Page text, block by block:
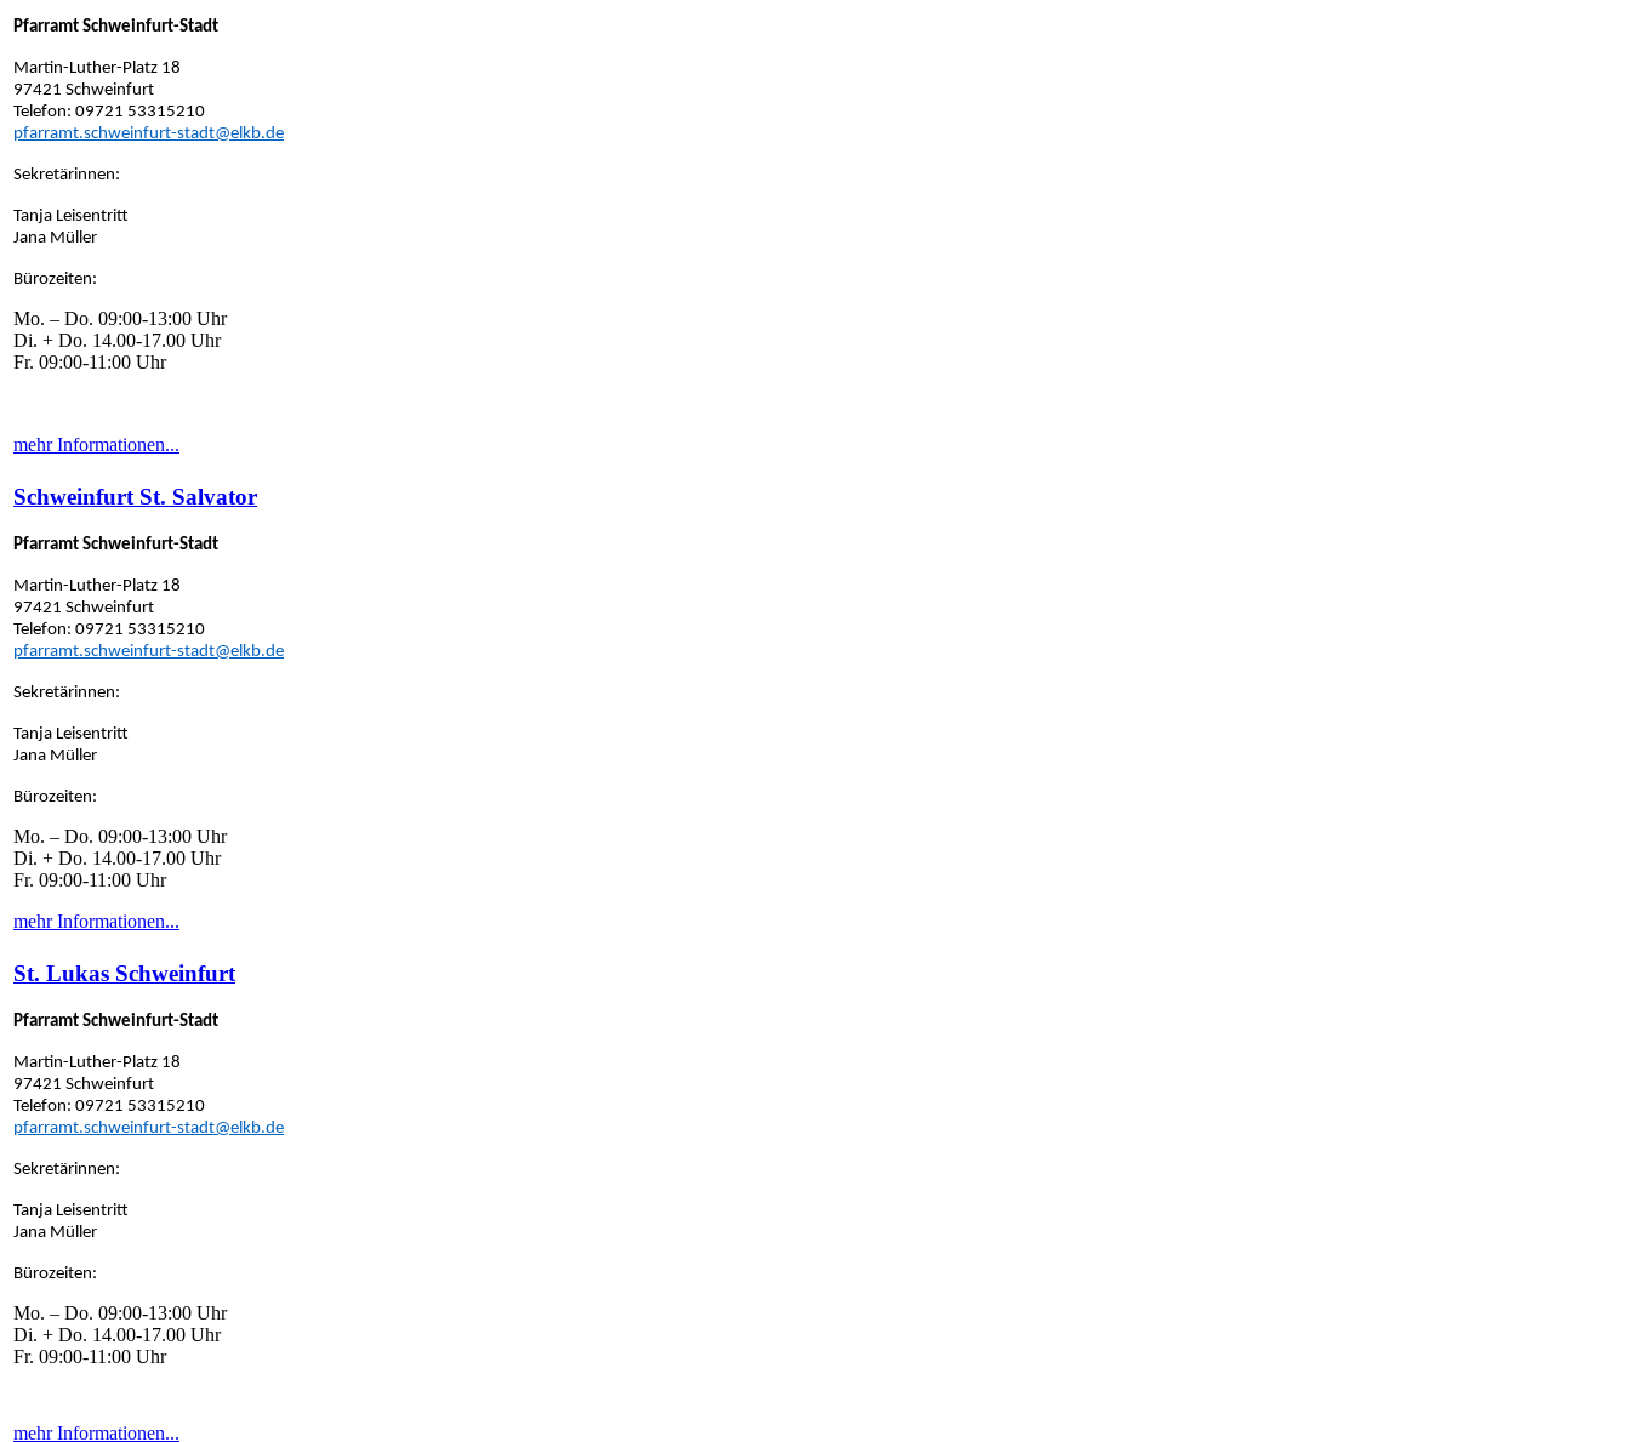
Pfarramt Schweinfurt-Stadt
Martin-Luther-Platz 18
97421 Schweinfurt
Telefon: 09721 53315210
pfarramt.schweinfurt-stadt@elkb.de
Sekretärinnen:
Tanja Leisentritt
Jana Müller
Bürozeiten:
Mo. – Do. 09:00-13:00 Uhr
Di. + Do. 14.00-17.00 Uhr
Fr. 09:00-11:00 Uhr
mehr Informationen...
Schweinfurt St. Salvator
Pfarramt Schweinfurt-Stadt
Martin-Luther-Platz 18
97421 Schweinfurt
Telefon: 09721 53315210
pfarramt.schweinfurt-stadt@elkb.de
Sekretärinnen:
Tanja Leisentritt
Jana Müller
Bürozeiten:
Mo. – Do. 09:00-13:00 Uhr
Di. + Do. 14.00-17.00 Uhr
Fr. 09:00-11:00 Uhr
mehr Informationen...
St. Lukas Schweinfurt
Pfarramt Schweinfurt-Stadt
Martin-Luther-Platz 18
97421 Schweinfurt
Telefon: 09721 53315210
pfarramt.schweinfurt-stadt@elkb.de
Sekretärinnen:
Tanja Leisentritt
Jana Müller
Bürozeiten:
Mo. – Do. 09:00-13:00 Uhr
Di. + Do. 14.00-17.00 Uhr
Fr. 09:00-11:00 Uhr
mehr Informationen...